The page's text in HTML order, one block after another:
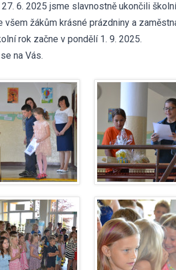
6. 2025 jsme slavnostně ukončili
všem žákům krásné prázdniny a
rok začne v pondělí 1. 9. 2025.
na Vás.